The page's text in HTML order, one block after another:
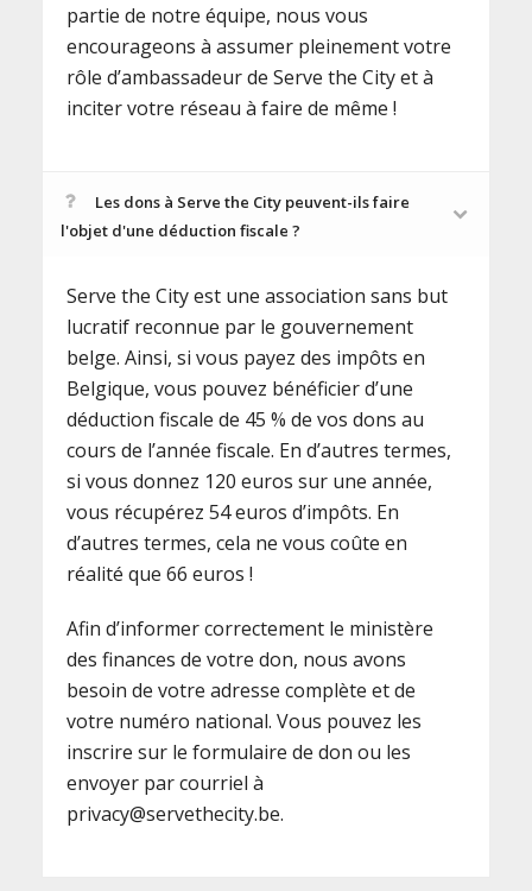
partie de notre équipe, nous vous
encourageons à assumer pleinement votre
rôle d’ambassadeur de Serve the City et à
inciter votre réseau à faire de même !
Les dons à Serve the City peuvent-ils faire
l'objet d'une déduction fiscale ?
Serve the City est une association sans but
lucratif reconnue par le gouvernement
belge. Ainsi, si vous payez des impôts en
Belgique, vous pouvez bénéficier d’une
déduction fiscale de 45 % de vos dons au
cours de l’année fiscale. En d’autres termes,
si vous donnez 120 euros sur une année,
vous récupérez 54 euros d’impôts. En
d’autres termes, cela ne vous coûte en
réalité que 66 euros !
Afin d’informer correctement le ministère
des finances de votre don, nous avons
besoin de votre adresse complète et de
votre numéro national. Vous pouvez les
inscrire sur le formulaire de don ou les
envoyer par courriel à
privacy@servethecity.be.